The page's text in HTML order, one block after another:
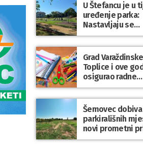
U Štefancu je u
uređenje parka:
Nastavljaju se
ulaganja u javne
prostore diljem
općine Trnovec
Bartolovečki
Grad Varaždinske
Toplice i ove
osigurao radne
bilježnice i
obrazovni
sve
Šemovec
parkirališnih
novi prometni
groblju